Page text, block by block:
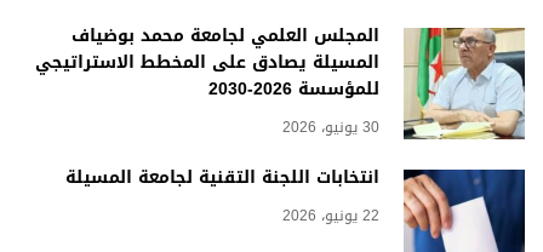
المجلس العلمي لجامعة محمد بوضياف
المسيلة يصادق على المخطط الاستراتيجي
للمؤسسة 2026-2030
30 يونيو، 2026
انتخابات اللجنة التقنية لجامعة المسيلة
22 يونيو، 2026